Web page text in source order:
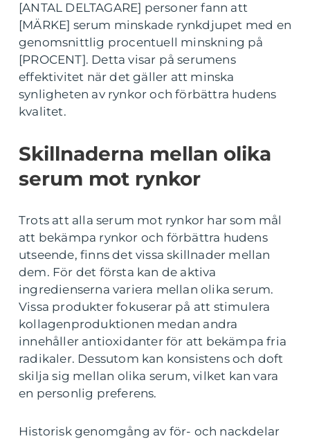
[ANTAL DELTAGARE] personer fann att
[MÄRKE] serum minskade rynkdjupet med en
genomsnittlig procentuell minskning på
[PROCENT]. Detta visar på serumens
effektivitet när det gäller att minska
synligheten av rynkor och förbättra hudens
kvalitet.
Skillnaderna mellan olika
serum mot rynkor
Trots att alla serum mot rynkor har som mål
att bekämpa rynkor och förbättra hudens
utseende, finns det vissa skillnader mellan
dem. För det första kan de aktiva
ingredienserna variera mellan olika serum.
Vissa produkter fokuserar på att stimulera
kollagenproduktionen medan andra
innehåller antioxidanter för att bekämpa fria
radikaler. Dessutom kan konsistens och doft
skilja sig mellan olika serum, vilket kan vara
en personlig preferens.
Historisk genomgång av för- och nackdelar